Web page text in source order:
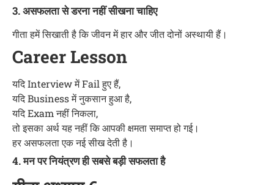
3. असफलता से डरना नहीं सीखना चाहिए
गीता हमें सिखाती है कि जीवन में हार और जीत दोनों अस्थायी हैं।
Career Lesson
यदि Interview में Fail हुए हैं,
यदि Business में नुकसान हुआ है,
यदि Exam नहीं निकला,
तो इसका अर्थ यह नहीं कि आपकी क्षमता समाप्त हो गई।
हर असफलता एक नई सीख देती है।
4. मन पर नियंत्रण ही सबसे बड़ी सफलता है